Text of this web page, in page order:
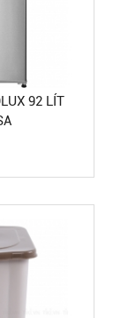
92 LÍT